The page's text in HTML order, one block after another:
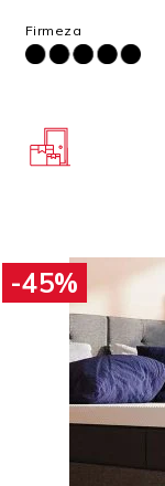
Firmeza
-45%